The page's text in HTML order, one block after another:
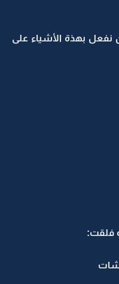
نفعل بهذة الأشياء على
فلقت: